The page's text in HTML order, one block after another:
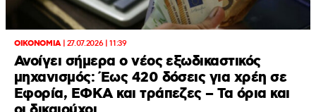
ΟΙΚΟΝΟΜΙΑ| 27.07.2026 | 11:39
Ανοίγει σήμερα ο νέος εξωδικαστικός
μηχανισμός: Έως 420 δόσεις για χρέη σε
Εφορία, ΕΦΚΑ και τράπεζες – Τα όρια και